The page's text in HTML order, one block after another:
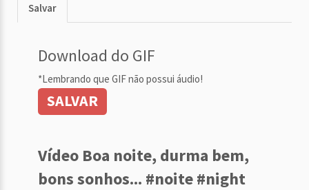
Salvar
Download do GIF
*Lembrando que GIF não possui áudio!
SALVAR
Vídeo Boa noite, durma bem,
bons sonhos... #noite #night